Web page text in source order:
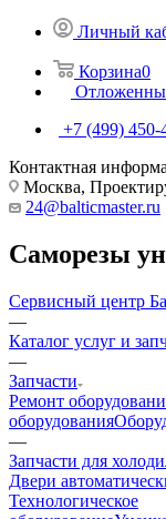
Личный
Корзина0
+7 (499) 450-
Контактная
Москва,
24@balticmaster.ru
Саморезы
Сервисный центр
—
Каталог услуг и
—
Запчасти
Ремонт
оборудования
—
Запчасти для
Двери
Технологическое